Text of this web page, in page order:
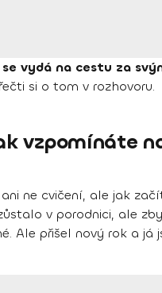
vydá na cestu za
si o tom v rozhovoru.
vzpomínáte
ne cvičení, ale jak
v porodnici, ale
přišel nový rok a já